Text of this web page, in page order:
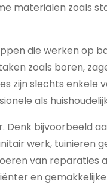
materialen zoals
die werken op
zoals boren,
zijn slechts enkele
als
Denk bijvoorbeeld
werk, tuinieren
van reparaties
en